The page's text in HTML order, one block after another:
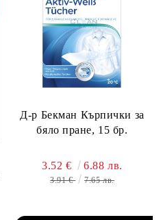
Д-р Бекман Кърпички за
бяло пране, 15 бр.
3.52 € 6.88 лв.
3.91 € 7.65 лв.